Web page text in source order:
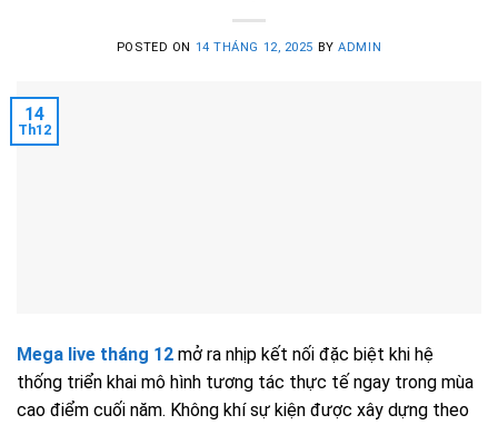
POSTED ON 14 THÁNG 12, 2025 BYADMIN
14
Th12
Mega live tháng 12 mở ra nhịp kết nối đặc biệt khi hệ
thống triển khai mô hình tương tác thực tế ngay trong mùa
cao điểm cuối năm. Không khí sự kiện được xây dựng theo